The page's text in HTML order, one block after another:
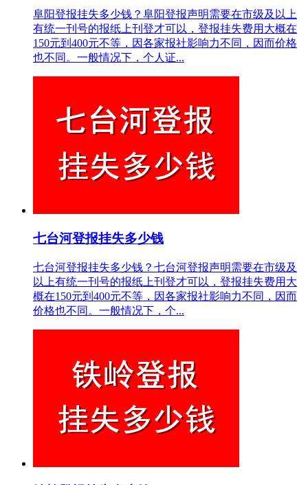
阜阳登报挂失多少钱？阜阳登报声明需要在市级及以上
有统一刊号的报纸上刊登才可以，登报挂失费用大概在
150元到400元不等，因各家报社影响力不同，因而价格
也不同。一般情况下，个人证...
七台河登报挂失多少钱
七台河登报挂失多少钱？七台河登报声明需要在市级及
以上有统一刊号的报纸上刊登才可以，登报挂失费用大
概在150元到400元不等，因各家报社影响力不同，因而
价格也不同。一般情况下，个...